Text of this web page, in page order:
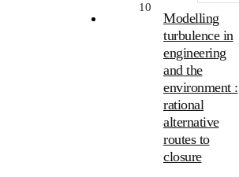
10
Modelling
turbulence in
engineering
and the
environment :
rational
alternative
routes to
closure